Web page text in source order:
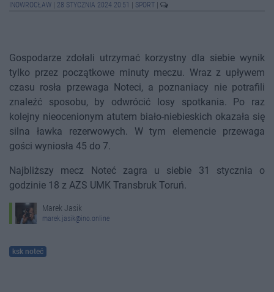
INOWROCŁAW 28 STYCZNIA 2024 20:51 SPORT
Gospodarze zdołali utrzymać korzystny dla siebie wynik
tylko przez początkowe minuty meczu. Wraz z upływem
czasu rosła przewaga Noteci, a poznaniacy nie potrafili
znaleźć sposobu, by odwrócić losy spotkania. Po raz
kolejny nieocenionym atutem biało-niebieskich okazała się
silna ławka rezerwowych. W tym elemencie przewaga
gości wyniosła 45 do 7.
Najbliższy mecz Noteć zagra u siebie 31 stycznia o
godzinie 18 z AZS UMK Transbruk Toruń.
Marek Jasik
marek.jasik@ino.online
ksk noteć